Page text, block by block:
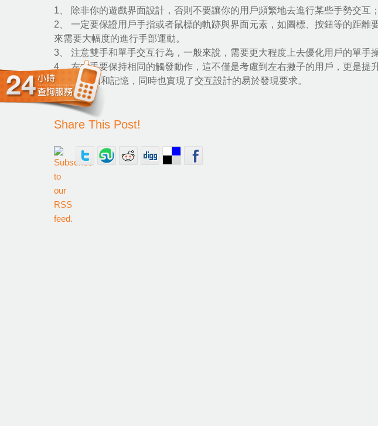
1、 除非你的遊戲界面設計，否則不要讓你的用戶頻繁地去進行某些手勢交互；
2、 一定要保證用戶手指或者鼠標的軌跡與界面元素，如圖標、按鈕等的距離
來需要大幅度的進行手部運動。
3、 注意雙手和單手交互行為，一般來說，需要更大程度上去優化用戶的單手
4、 左右手要保持相同的觸發動作，這不僅是考慮到左右撇子的用戶，更是提
更快的認知和記憶，同時也實現了交互設計的易於發現要求。
Share This Post!